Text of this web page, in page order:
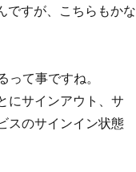
ですが、こちらもかな
って事ですね。
にサインアウト、サ
スのサインイン状態